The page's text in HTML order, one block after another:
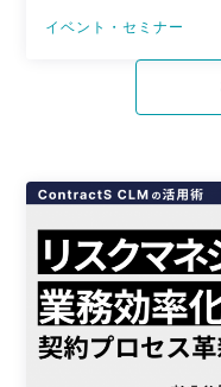
イベント・セミナー